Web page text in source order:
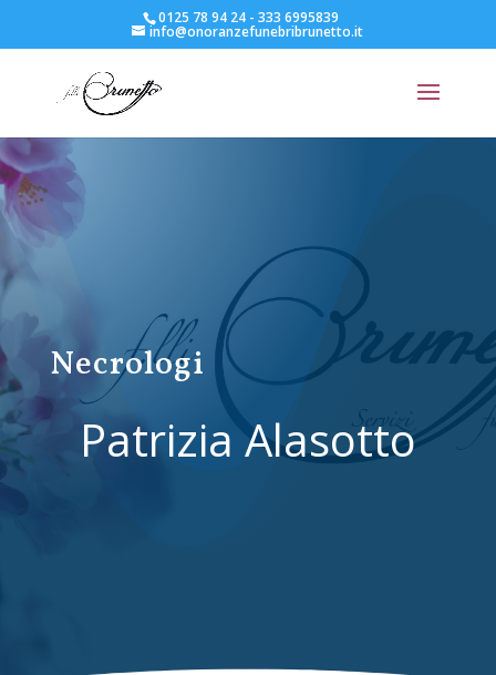
0125 78 94 24 - 333 6995839
info@onoranzefunebribrunetto.it
Necrologi
Patrizia Alasotto